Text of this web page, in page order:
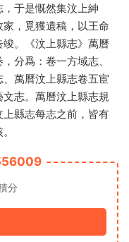
于是慨然集汶上紳
，覓獲遺稿，以王命
。《汶上縣志》萬曆
分爲：卷一方域志、
萬曆汶上縣志卷五宦
志。萬曆汶上縣志規
縣志每志之前，皆有
分